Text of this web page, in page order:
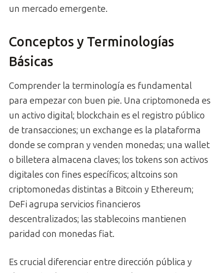
un mercado emergente.
Conceptos y Terminologías
Básicas
Comprender la terminología es fundamental
para empezar con buen pie. Una criptomoneda es
un activo digital; blockchain es el registro público
de transacciones; un exchange es la plataforma
donde se compran y venden monedas; una wallet
o billetera almacena claves; los tokens son activos
digitales con fines específicos; altcoins son
criptomonedas distintas a Bitcoin y Ethereum;
DeFi agrupa servicios financieros
descentralizados; las stablecoins mantienen
paridad con monedas fiat.
Es crucial diferenciar entre dirección pública y